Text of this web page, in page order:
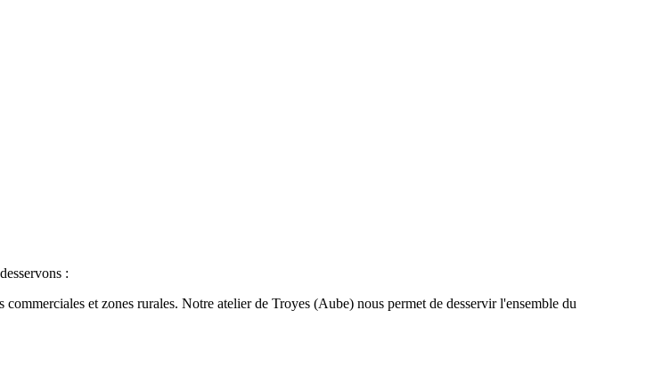
:
et zones rurales. Notre atelier de Troyes (Aube) nous permet de desservir l'ensemble du